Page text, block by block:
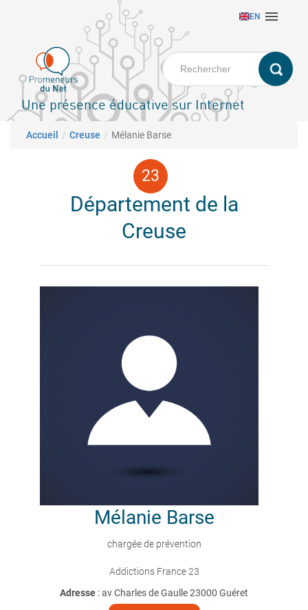
principal
EN 
Une présence éducative sur Internet
Fil d'Ariane
Accueil Creuse Mélanie Barse
Département de la
Creuse
Mélanie Barse
chargée de prévention
Addictions France 23
Adresse : av Charles de Gaulle 23000 Guéret